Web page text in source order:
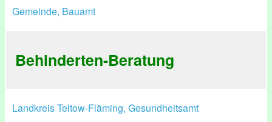
Gemeinde, Bauamt
Behinderten-Beratung
Landkreis Teltow-Fläming, Gesundheitsamt